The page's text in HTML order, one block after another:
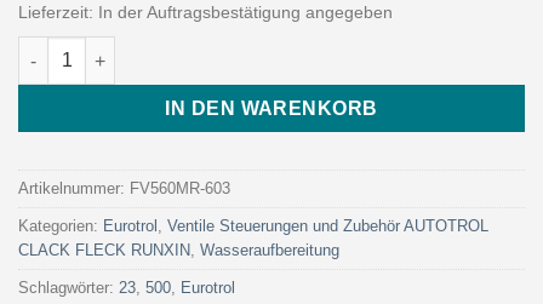
Lieferzeit: In der Auftragsbestätigung angegeben
FLECK VALV. 5600/1600 3/4 ̋ METER 8 M3 0-1,2-0,25LWU (Art.
IN DEN WARENKORB
Artikelnummer: FV560MR-603
Kategorien: Eurotrol , Ventile Steuerungen und Zubehör AUTOTROL
CLACK FLECK RUNXIN, Wasseraufbereitung
Schlagwörter: 23, 500, Eurotrol